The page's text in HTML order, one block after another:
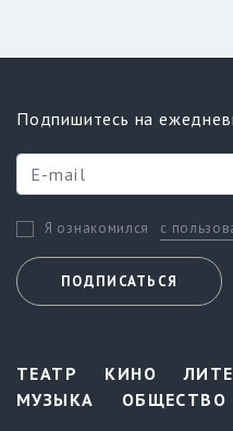
Подпишитесь на
Я ознакомился с
ПОДПИСАТЬСЯ
ТЕАТР КИНО
МУЗЫКА
ОБЩЕСТВО